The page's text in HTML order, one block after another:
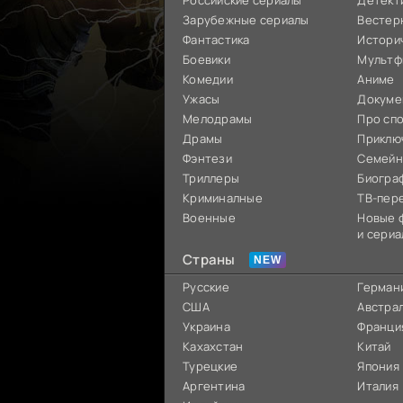
Зарубежные сериалы
Фантастика
Боевики
Комедии
Ужасы
Мелодрамы
Драмы
Фэнтези
Триллеры
Криминалные
Военные
Аниме
Про
ТВ-
Новые
и
Страны
Русские
США
Украина
Кахахстан
Турецкие
Аргентина
Китай
Япония
Италия